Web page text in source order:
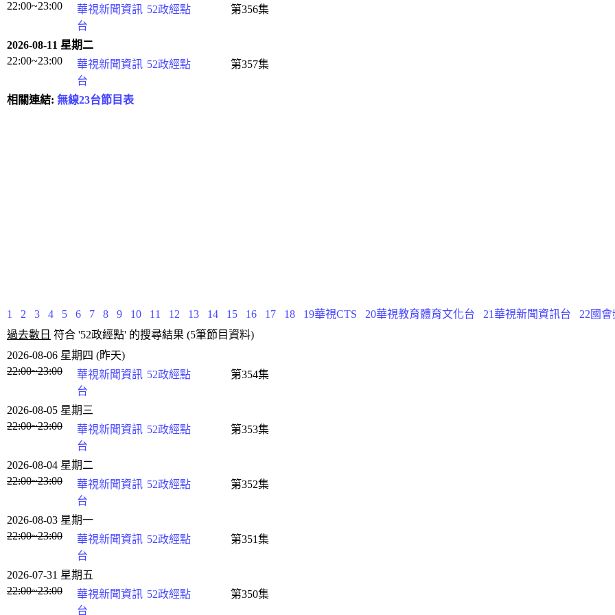
22:00~23:00
華視新聞資訊
台
52政經點 第356集
2026-08-11 星期二
22:00~23:00
華視新聞資訊
台
52政經點 第357集
相關連結: 無線23台節目表
1 2 3 4 5 6 7 8 9 10 11 12 13 14 15 16 17 18 19華視CTS 20華視教育體育文化台 21華視新聞資訊台 22國會
過去數日 符合 '52政經點' 的搜尋結果 (5筆節目資料)
2026-08-06 星期四 (昨天)
22:00~23:00
華視新聞資訊
台
52政經點 第354集
2026-08-05 星期三
22:00~23:00
華視新聞資訊
台
52政經點 第353集
2026-08-04 星期二
22:00~23:00
華視新聞資訊
台
52政經點 第352集
2026-08-03 星期一
22:00~23:00
華視新聞資訊
台
52政經點 第351集
2026-07-31 星期五
22:00~23:00
華視新聞資訊
台
52政經點 第350集